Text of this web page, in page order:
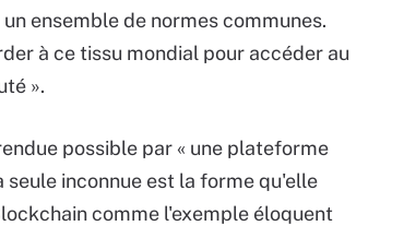
ensemble de normes communes.
à ce tissu mondial pour accéder au
».
possible par « une plateforme
inconnue est la forme qu'elle
comme l'exemple éloquent